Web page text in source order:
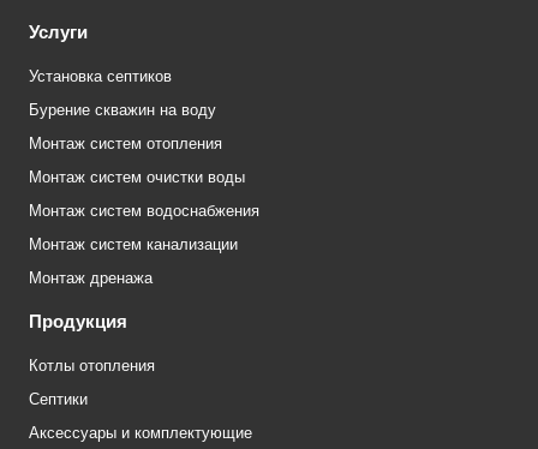
Услуги
Установка септиков
Бурение скважин на воду
Монтаж систем отопления
Монтаж систем очистки воды
Монтаж систем водоснабжения
Монтаж систем канализации
Монтаж дренажа
Продукция
Котлы отопления
Септики
Аксессуары и комплектующие